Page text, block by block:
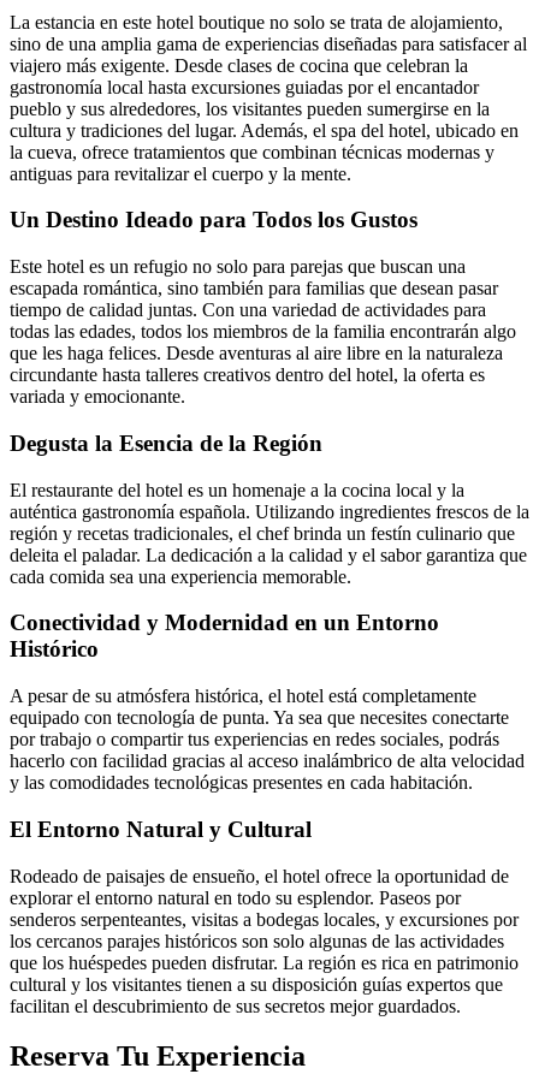
La estancia en este hotel boutique no solo se trata de alojamiento,
sino de una amplia gama de experiencias diseñadas para satisfacer al
viajero más exigente. Desde clases de cocina que celebran la
gastronomía local hasta excursiones guiadas por el encantador
pueblo y sus alrededores, los visitantes pueden sumergirse en la
cultura y tradiciones del lugar. Además, el spa del hotel, ubicado en
la cueva, ofrece tratamientos que combinan técnicas modernas y
antiguas para revitalizar el cuerpo y la mente.
Un Destino Ideado para Todos los Gustos
Este hotel es un refugio no solo para parejas que buscan una
escapada romántica, sino también para familias que desean pasar
tiempo de calidad juntas. Con una variedad de actividades para
todas las edades, todos los miembros de la familia encontrarán algo
que les haga felices. Desde aventuras al aire libre en la naturaleza
circundante hasta talleres creativos dentro del hotel, la oferta es
variada y emocionante.
Degusta la Esencia de la Región
El restaurante del hotel es un homenaje a la cocina local y la
auténtica gastronomía española. Utilizando ingredientes frescos de la
región y recetas tradicionales, el chef brinda un festín culinario que
deleita el paladar. La dedicación a la calidad y el sabor garantiza que
cada comida sea una experiencia memorable.
Conectividad y Modernidad en un Entorno
Histórico
A pesar de su atmósfera histórica, el hotel está completamente
equipado con tecnología de punta. Ya sea que necesites conectarte
por trabajo o compartir tus experiencias en redes sociales, podrás
hacerlo con facilidad gracias al acceso inalámbrico de alta velocidad
y las comodidades tecnológicas presentes en cada habitación.
El Entorno Natural y Cultural
Rodeado de paisajes de ensueño, el hotel ofrece la oportunidad de
explorar el entorno natural en todo su esplendor. Paseos por
senderos serpenteantes, visitas a bodegas locales, y excursiones por
los cercanos parajes históricos son solo algunas de las actividades
que los huéspedes pueden disfrutar. La región es rica en patrimonio
cultural y los visitantes tienen a su disposición guías expertos que
facilitan el descubrimiento de sus secretos mejor guardados.
Reserva Tu Experiencia